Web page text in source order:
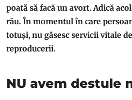
poată să facă un avort. Adică
rău. În momentul în care
totuși, nu găsesc servicii vitale
reproducerii.
NU avem destule